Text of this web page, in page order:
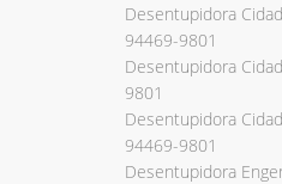
Desentupidora
94469-9801
Desentupidora
9801
Desentupidora
94469-9801
Desentupidora